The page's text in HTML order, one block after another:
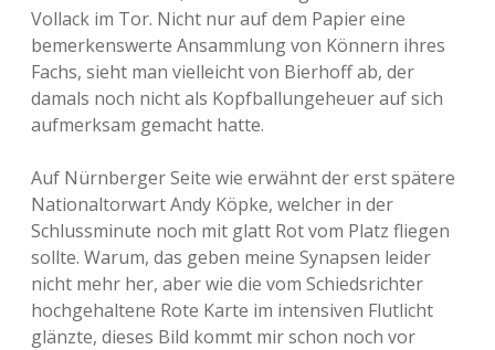
Vollack im Tor. Nicht nur auf dem Papier eine
bemerkenswerte Ansammlung von Könnern ihres
Fachs, sieht man vielleicht von Bierhoff ab, der
damals noch nicht als Kopfballungeheuer auf sich
aufmerksam gemacht hatte.
Auf Nürnberger Seite wie erwähnt der erst spätere
Nationaltorwart Andy Köpke, welcher in der
Schlussminute noch mit glatt Rot vom Platz fliegen
sollte. Warum, das geben meine Synapsen leider
nicht mehr her, aber wie die vom Schiedsrichter
hochgehaltene Rote Karte im intensiven Flutlicht
glänzte, dieses Bild kommt mir schon noch vor